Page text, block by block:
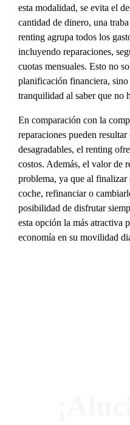
esta modalidad, se evita el
cantidad de dinero, una
renting agrupa todos los
incluyendo reparaciones,
cuotas mensuales. Esto no
planificación financiera,
tranquilidad al saber que no
En comparación con la
reparaciones pueden
desagradables, el renting
costos. Además, el valor de
problema, ya que al
coche, refinanciar o
posibilidad de disfrutar
esta opción la más atractiva
economía en su movilidad